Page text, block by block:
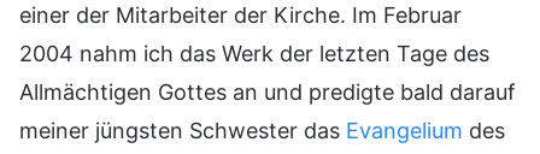
einer der Mitarbeiter der Kirche. Im Februar
2004 nahm ich das Werk der letzten Tage des
Allmächtigen Gottes an und predigte bald darauf
meiner jüngsten Schwester das Evangelium des